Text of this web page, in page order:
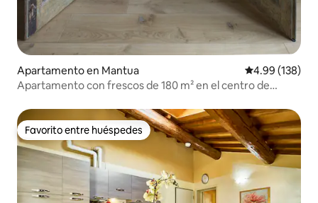
Apartamento en Mantua Calificación
4.99 (138)
Apartamento con frescos de 180 m² en el centro de
Favorito entre huéspedes
Favorito entre huéspedes